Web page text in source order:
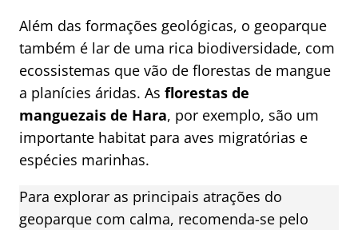
Além das formações geológicas, o geoparque
também é lar de uma rica biodiversidade, com
ecossistemas que vão de florestas de mangue
a planícies áridas. As florestas de
manguezais de Hara, por exemplo, são um
importante habitat para aves migratórias e
espécies marinhas.
Para explorar as principais atrações do
geoparque com calma, recomenda-se pelo